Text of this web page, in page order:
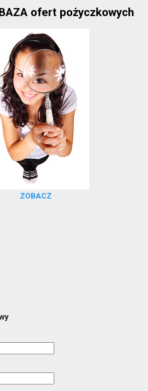
ofert pożyczkowych
ZOBACZ